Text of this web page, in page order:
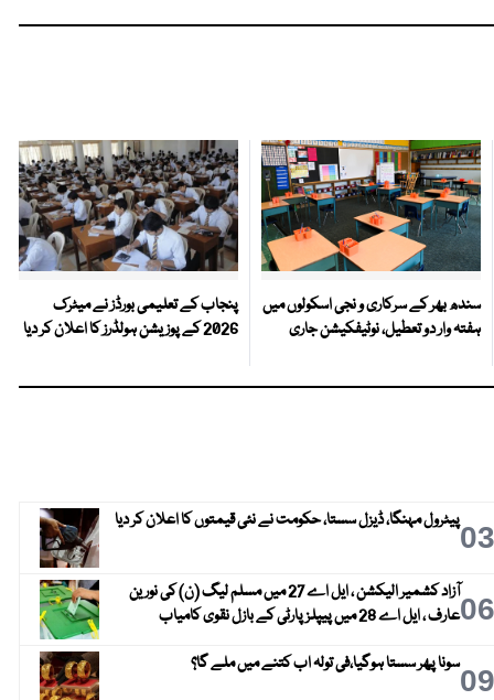
سندھ بھر کے سرکاری و نجی اسکولوں میں
ہفتہ وار دو تعطیل، نوٹیفکیشن جاری
پنجاب کے تعلیمی بورڈز نے میٹرک
2026 کے پوزیشن ہولڈرز کا اعلان کر دیا
03پیٹرول مہنگا، ڈیزل سستا، حکومت نے نئی قیمتوں کا اعلان کر دیا
06
آزاد کشمیر الیکشن ، ایل اے 27 میں مسلم لیگ (ن) کی نورین
عارف ، ایل اے 28 میں پیپلز پارٹی کے بازل نقوی کامیاب
09سونا پھر سستا ہوگیا،فی تولہ اب کتنے میں ملے گا؟